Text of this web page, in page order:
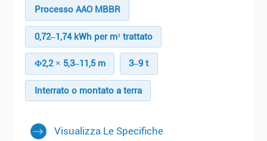
Processo AAO MBBR
0,72–1,74 kWh per m³ trattato
Φ2,2 × 5,3–11,5 m 3–9 t
Interrato o montato a terra
Visualizza Le Specifiche